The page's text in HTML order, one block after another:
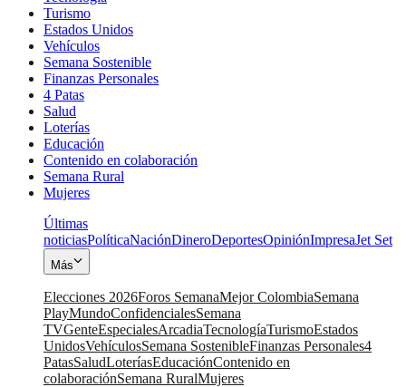
Turismo
Estados Unidos
Vehículos
Semana Sostenible
Finanzas Personales
4 Patas
Salud
Loterías
Educación
Contenido en colaboración
Semana Rural
Mujeres
Últimas
noticiasPolíticaNaciónDineroDeportesOpiniónImpresaJet Set
Más
Elecciones 2026Foros SemanaMejor ColombiaSemana
PlayMundoConfidencialesSemana
TVGenteEspecialesArcadiaTecnologíaTurismoEstados
UnidosVehículosSemana SostenibleFinanzas Personales4
PatasSaludLoteríasEducaciónContenido en
colaboraciónSemana RuralMujeres